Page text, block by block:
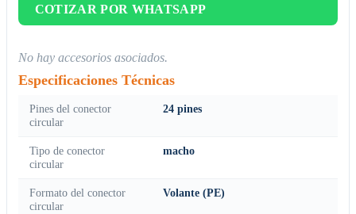
COTIZAR POR WHATSAPP
No hay accesorios asociados.
Especificaciones Técnicas
Pines del conector
circular
24 pines
Tipo de conector
circular
macho
Formato del conector
circular
Volante (PE)